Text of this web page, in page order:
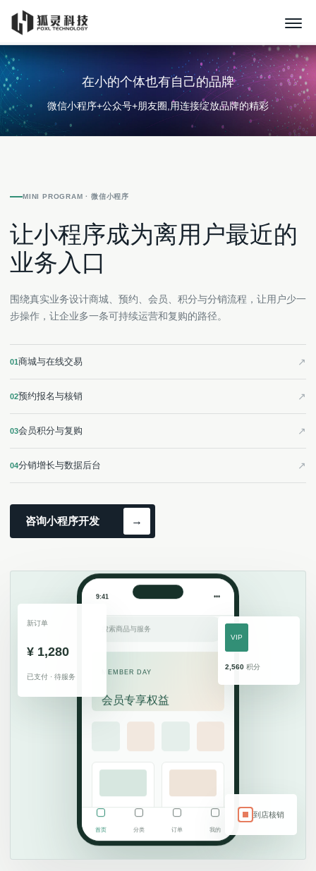
在小的个体也有自己的品牌
微信小程序+公众号+朋友圈,用连接绽放品牌的精彩
MINI PROGRAM · 微信小程序
让小程序成为离用户最近的
业务入口
围绕真实业务设计商城、预约、会员、积分与分销流程，让用户少一
步操作，让企业多一条可持续运营和复购的路径。
01商城与在线交易
02预约报名与核销
03会员积分与复购
04分销增长与数据后台
咨询小程序开发 →
9:41 •••
搜索商品与服务
MEMBER DAY
会员专享权益
预约服务
首页 分类 订单 我的
新订单
¥ 1,280
已支付 · 待服务
VIP
2,560 积分
到店核销